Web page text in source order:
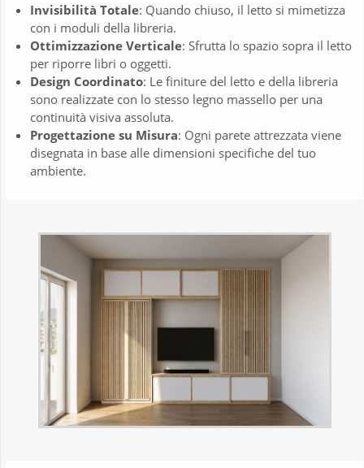
Invisibilità Totale: Quando chiuso, il letto si mimetizza
con i moduli della libreria.
Ottimizzazione Verticale: Sfrutta lo spazio sopra il letto
per riporre libri o oggetti.
Design Coordinato: Le finiture del letto e della libreria
sono realizzate con lo stesso legno massello per una
continuità visiva assoluta.
Progettazione su Misura: Ogni parete attrezzata viene
disegnata in base alle dimensioni specifiche del tuo
ambiente.